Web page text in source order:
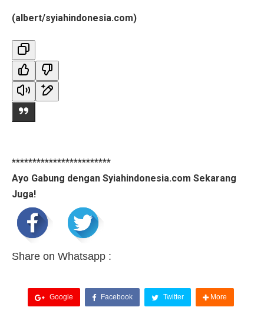
(albert/syiahindonesia.com)
************************
Ayo Gabung dengan Syiahindonesia.com Sekarang
Juga!
Share on Whatsapp :
Google Facebook Twitter More